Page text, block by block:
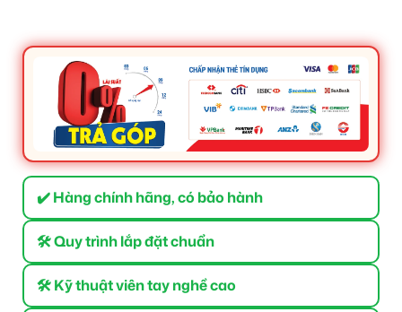
✔️ Hàng chính hãng, có bảo hành
🛠 Quy trình lắp đặt chuẩn
🛠 Kỹ thuật viên tay nghề cao